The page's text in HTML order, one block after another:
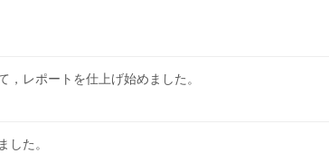
レポートを仕上げ始めました。
した。